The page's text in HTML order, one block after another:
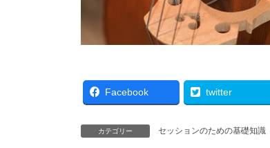
Facebook twitter
カテゴリー セッションのための基礎知識